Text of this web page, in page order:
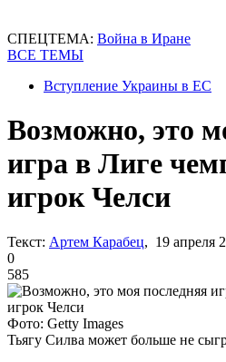
СПЕЦТЕМА: Война в Иране
ВСЕ ТЕМЫ
Вступление Украины в ЕС
Возможно, это
игра в Лиге
игрок Челси
Текст: Артем Карабец, 19 апреля
0
585
Фото: Getty Images
Тьягу Силва может больше не